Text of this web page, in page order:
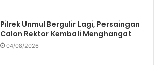
Pilrek Unmul Bergulir Lagi, Persaingan
Calon Rektor Kembali Menghangat
04/08/2026